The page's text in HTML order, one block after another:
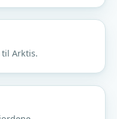
Arktis.